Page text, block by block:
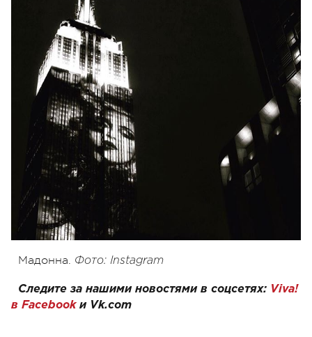
Мадонна. Фото: Instagram
Следите за нашими новостями в соцсетях: Viva!
в Facebookи Vk.com